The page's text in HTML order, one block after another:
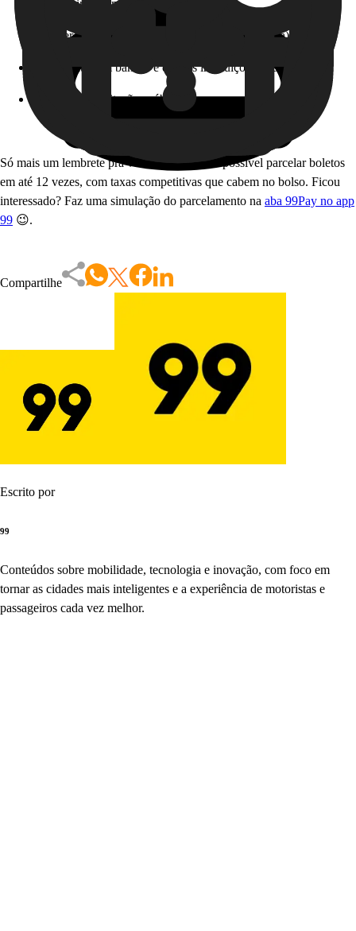
Conseguir um empréstimo;
Receber a sua restituição de IR (Imposto de Renda);
Abrir contas em bancos e demais instituições financeiras;
Participar de licitações públicas.
Só mais um lembrete pra você! Na 99Pay, é possível parcelar boletos
em até 12 vezes, com taxas competitivas que cabem no bolso. Ficou
interessado? Faz uma simulação do parcelamento na aba 99Pay no app
99 😉.
Compartilhe
Escrito por
99
Conteúdos sobre mobilidade, tecnologia e inovação, com foco em
tornar as cidades mais inteligentes e a experiência de motoristas e
passageiros cada vez melhor.